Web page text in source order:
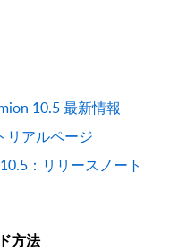
10.5 最新情報
リアルページ
：リリースノート
方法